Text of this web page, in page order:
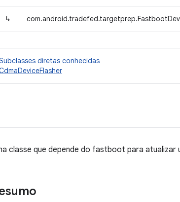
↳
diretas conhecidas
classe que depende do fastboot para atualizar